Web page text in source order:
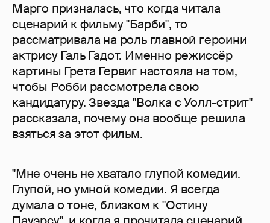
Марго призналась, что когда читала
сценарий к фильму "Барби", то
рассматривала на роль главной героини
актрису Галь Гадот. Именно режиссёр
картины Грета Гервиг настояла на том,
чтобы Робби рассмотрела свою
кандидатуру. Звезда "Волка с Уолл-стрит"
рассказала, почему она вообще решила
взяться за этот фильм.
"Мне очень не хватало глупой комедии.
Глупой, но умной комедии. Я всегда
думала о тоне, близком к "Остину